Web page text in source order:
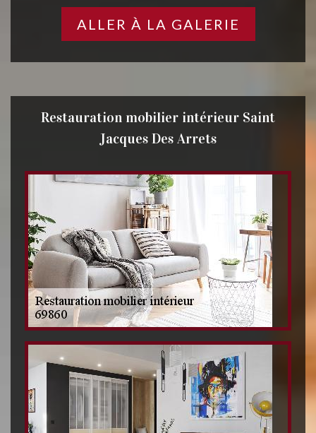
ALLER À LA GALERIE
Restauration mobilier intérieur Saint
Jacques Des Arrets